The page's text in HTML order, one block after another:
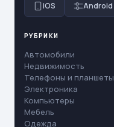
iOS Android
РУБРИКИ
Автомобили
Недвижимость
Телефоны и планшеты
Электроника
Компьютеры
Мебель
Одежда